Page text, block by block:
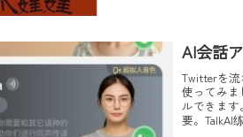
AI会話
Twitterを流
使ってみま
ルできます
要。TalkAI